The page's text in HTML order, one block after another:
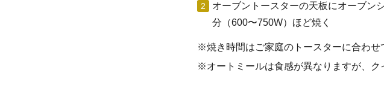
オーブントースターの天板にオーブン
分（600〜750W）ほど焼く
※焼き時間はご家庭のトースターに合わせ
※オートミールは食感が異なりますが、ク